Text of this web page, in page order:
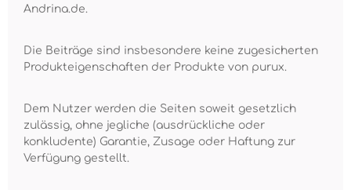
Andrina.de.
Die Beiträge sind insbesondere keine zugesicherten
Produkteigenschaften der Produkte von purux.
Dem Nutzer werden die Seiten soweit gesetzlich
zulässig, ohne jegliche (ausdrückliche oder
konkludente) Garantie, Zusage oder Haftung zur
Verfügung gestellt.